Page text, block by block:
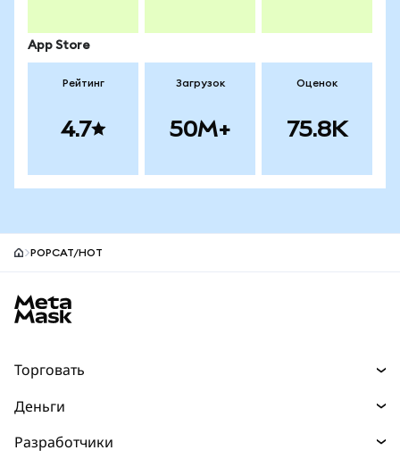
App Store
Рейтинг
4.7
Загрузок
50M+
Оценок
75.8K
POPCAT/HOT
Торговать
Прогнозы
Деньги
Разработчики